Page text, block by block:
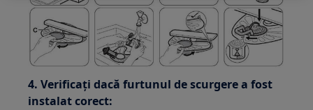
4. Verificaţi dacă furtunul de scurgere a fost
instalat corect: